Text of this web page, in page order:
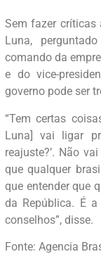
Sem fazer críticas
Luna,
comando da
e do vice-
governo pode ser
“Tem certas
Luna] vai ligar
reajuste?’. Não
que qualquer
que entender que
da República. É
conselhos”, disse.
Fonte: Agencia